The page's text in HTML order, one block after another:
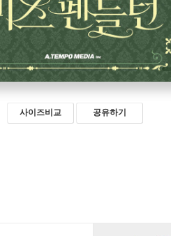
사이즈비교 공유하기